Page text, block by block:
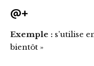
@+
Exemple : s’utilise
bientôt »